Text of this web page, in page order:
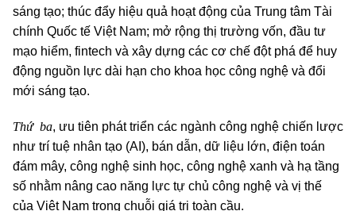
sáng tạo; thúc đẩy hiệu quả hoạt động của Trung tâm Tài
chính Quốc tế Việt Nam; mở rộng thị trường vốn, đầu tư
mạo hiểm, fintech và xây dựng các cơ chế đột phá để huy
động nguồn lực dài hạn cho khoa học công nghệ và đổi
mới sáng tạo.
Thứ ba, ưu tiên phát triển các ngành công nghệ chiến lược
như trí tuệ nhân tạo (AI), bán dẫn, dữ liệu lớn, điện toán
đám mây, công nghệ sinh học, công nghệ xanh và hạ tầng
số nhằm nâng cao năng lực tự chủ công nghệ và vị thế
của Việt Nam trong chuỗi giá trị toàn cầu.